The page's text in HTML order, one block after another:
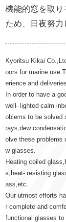
機能的窓を取
ため、日夜努力
Kyoritsu Kikai
oors for marine
erience and
In order to have a
well‐ lighted calm
oblems to be solved
rays,dew
olve these problems
w glasses.
Heating coiled
s,heat‐ resisting
ass,etc.
Our utmost efforts
r complete and
functional glasses to